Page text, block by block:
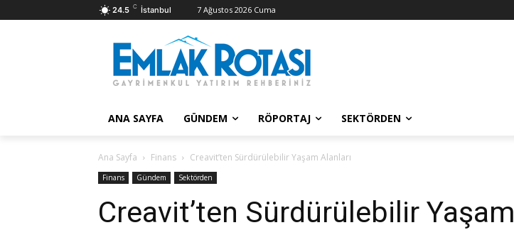
24.5 C İstanbul 7 Ağustos 2026 Cuma
ANA SAYFA GÜNDEM RÖPORTAJ SEKTÖRDEN
Ana Sayfa Finans Creavit’ten Sürdürülebilir Yaşam Alanları
Finans Gündem Sektörden
Creavit’ten Sürdürülebilir Yaşam